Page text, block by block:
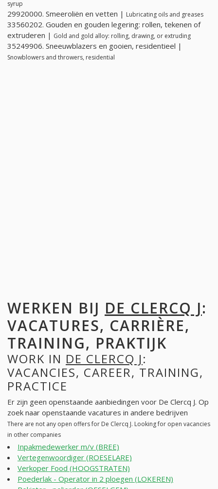
syrup
29920000. Smeeroliën en vetten | Lubricating oils and greases
33560202. Gouden en gouden legering: rollen, tekenen of
extruderen | Gold and gold alloy: rolling, drawing, or extruding
35249906. Sneeuwblazers en gooien, residentieel |
Snowblowers and throwers, residential
WERKEN BIJ DE CLERCQ J:
VACATURES, CARRIÈRE,
TRAINING, PRAKTIJK
WORK IN DE CLERCQ J:
VACANCIES, CAREER, TRAINING,
PRACTICE
Er zijn geen openstaande aanbiedingen voor De Clercq J. Op
zoek naar openstaande vacatures in andere bedrijven
There are not any open offers for De Clercq J. Looking for open vacancies
in other companies
Inpakmedewerker m/v (BREE)
Vertegenwoordiger (ROESELARE)
Verkoper Food (HOOGSTRATEN)
Poederlak - Operator in 2 ploegen (LOKEREN)